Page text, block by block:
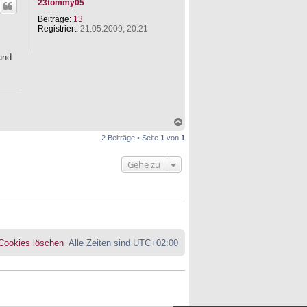
23tommy05
Beiträge: 13
Registriert: 21.05.2009, 20:21
c
2 Beiträge • Seite 1 von 1
Gehe zu
Alle Zeiten sind UTC+02:00
löschen